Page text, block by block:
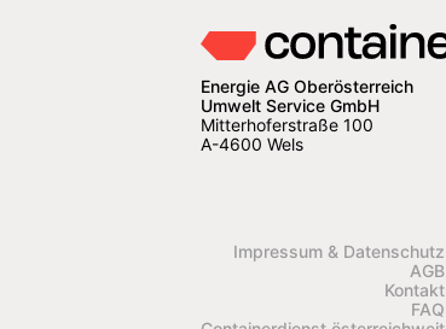
Energie AG Oberösterreich
Umwelt Service GmbH
Mitterhoferstraße 100
A-4600 Wels
Impressum & Datenschutz
AGB
Kontakt
FAQ